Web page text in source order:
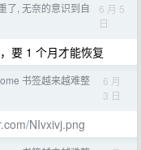
了, 无奈的意识到自
6 月 5
日
要 1 个月才能恢复
书签越来越难整
6 月
3 日
NIvxivj.png